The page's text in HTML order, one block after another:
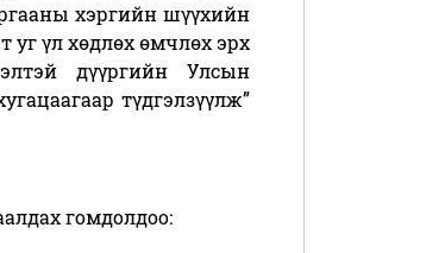
хэргийн шүүхийн
уг үл хөдлөх өмчлөх эрх
дүүргийн Улсын
түдгэлзүүлж”
гомдолдоо: